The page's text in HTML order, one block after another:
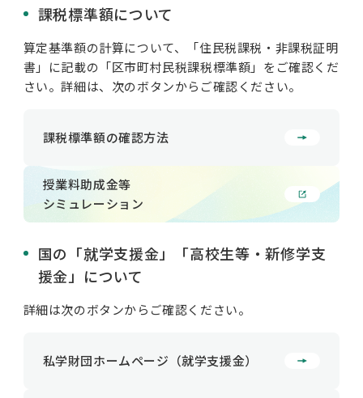
課税標準額について
算定基準額の計算について、「住民税課税・非課税証明
書」に記載の「区市町村民税課税標準額」をご確認くだ
さい。詳細は、次のボタンからご確認ください。
課税標準額の確認方法
授業料助成金等
シミュレーション
国の「就学支援金」「高校生等・新修学支
援金」について
詳細は次のボタンからご確認ください。
私学財団ホームページ（就学支援金）